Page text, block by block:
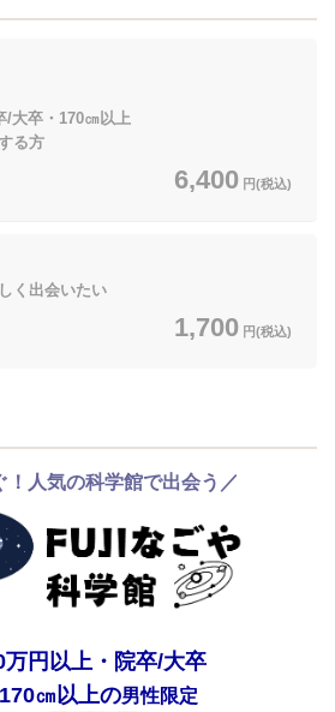
/大卒・170㎝以上
る方
6,400 円(税込)
出会いたい
1,700 円(税込)
！人気の科学館で出会う／
万円以上・院卒/大卒
㎝以上の男性限定